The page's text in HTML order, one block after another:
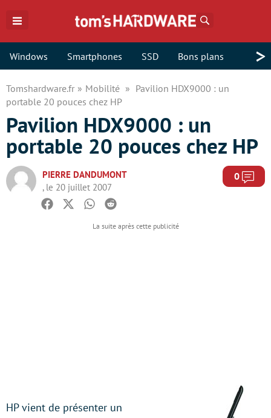
Windows Smartphones SSD Bons plans >
Tomshardware.fr Mobilité
Pavilion HDX9000 : un
portable 20 pouces chez HP
Pavilion HDX9000 : un
portable 20 pouces chez HP
PIERRE DANDUMONT
, le 20 juillet 2007
0
Facebook
TwitterWhatsapp
Reddit
HP vient de présenter un